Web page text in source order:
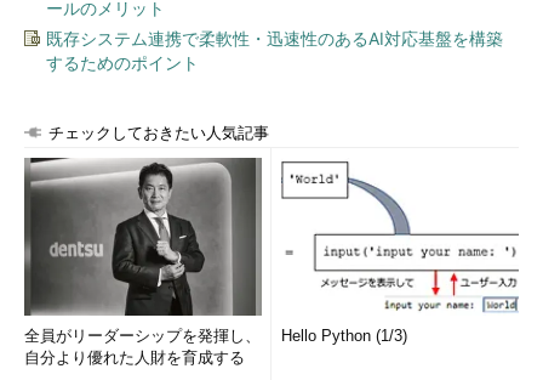
ールのメリット
既存システム連携で柔軟性・迅速性のあるAI対応基盤を構築
するためのポイント
チェックしておきたい人気記事
全員がリーダーシップを発揮し、
自分より優れた人財を育成する
Hello Python (1/3)